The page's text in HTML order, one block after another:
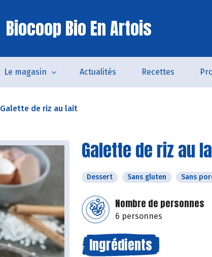
Biocoop Bio En Artois
Le magasin Actualités Recettes
Galette de riz au lait
Galette de riz au
Dessert Sans gluten Sans
Nombre de personnes
6 personnes
Ingrédients